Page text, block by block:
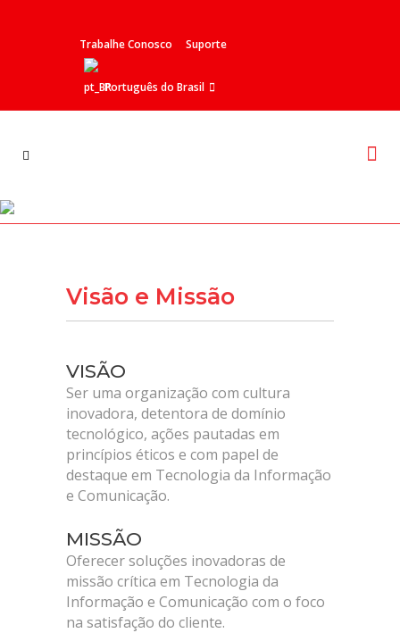
Trabalhe Conosco Suporte
Português do Brasil
Visão e Missão
VISÃO
Ser uma organização com cultura
inovadora, detentora de domínio
tecnológico, ações pautadas em
princípios éticos e com papel de
destaque em Tecnologia da Informação
e Comunicação.
MISSÃO
Oferecer soluções inovadoras de
missão crítica em Tecnologia da
Informação e Comunicação com o foco
na satisfação do cliente.